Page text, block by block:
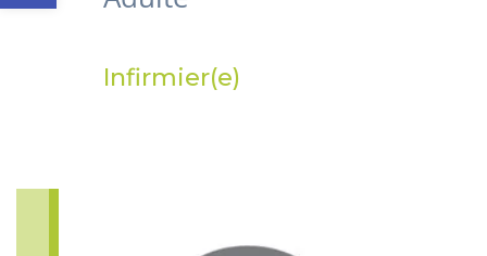
Infirmier(e)